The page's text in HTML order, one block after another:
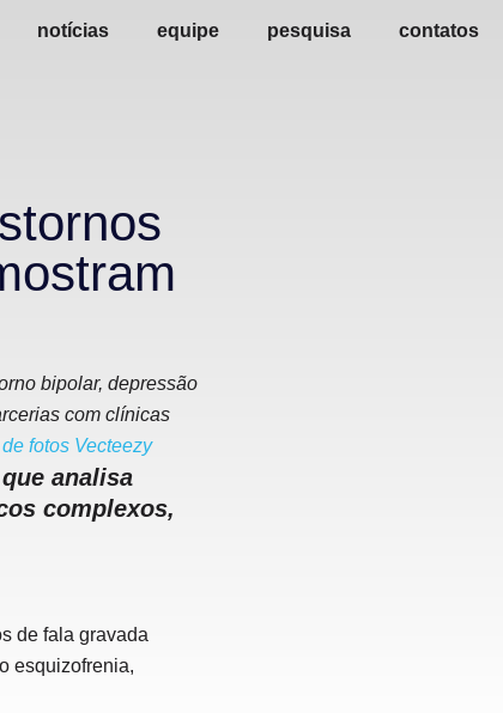
notícias equipe pesquisa contatos
bipolar, depressão
com clínicas
fotos Vecteezy
analisa
complexos,
de fala gravada
esquizofrenia,